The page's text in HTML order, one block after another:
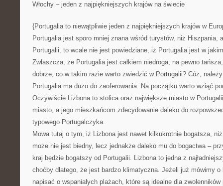
Włochy – jeden z najpiękniejszych krajów na świecie
{Portugalia to niewątpliwie jeden z najpiękniejszych krajów w
Portugalia jest sporo mniej znana wśród turystów, niż Hiszpania,
Portugalii, to wcale nie jest powiedziane, iż Portugalia jest w
Zwłaszcza, że Portugalia jest całkiem niedroga, na pewno
dobrze, co w takim razie warto zwiedzić w Portugalii? Cóż,
Portugalia ma dużo do zaoferowania. Na początku warto wziąć
Oczywiście Lizbona to stolica oraz największe miasto w
miasto, a jego mieszkańcom zdecydowanie daleko do
typowego Portugalczyka.
Mowa tutaj o tym, iż Lizbona jest nawet kilkukrotnie bogatsza,
może nie jest biedny, lecz jednakże daleko mu do bogactwa –
kraj będzie bogatszy od Portugalii. Lizbona to jedna z
choćby dlatego, że jest bardzo klimatyczna. Jeżeli już mówimy o
napisać o wspaniałych plażach, które są idealne dla